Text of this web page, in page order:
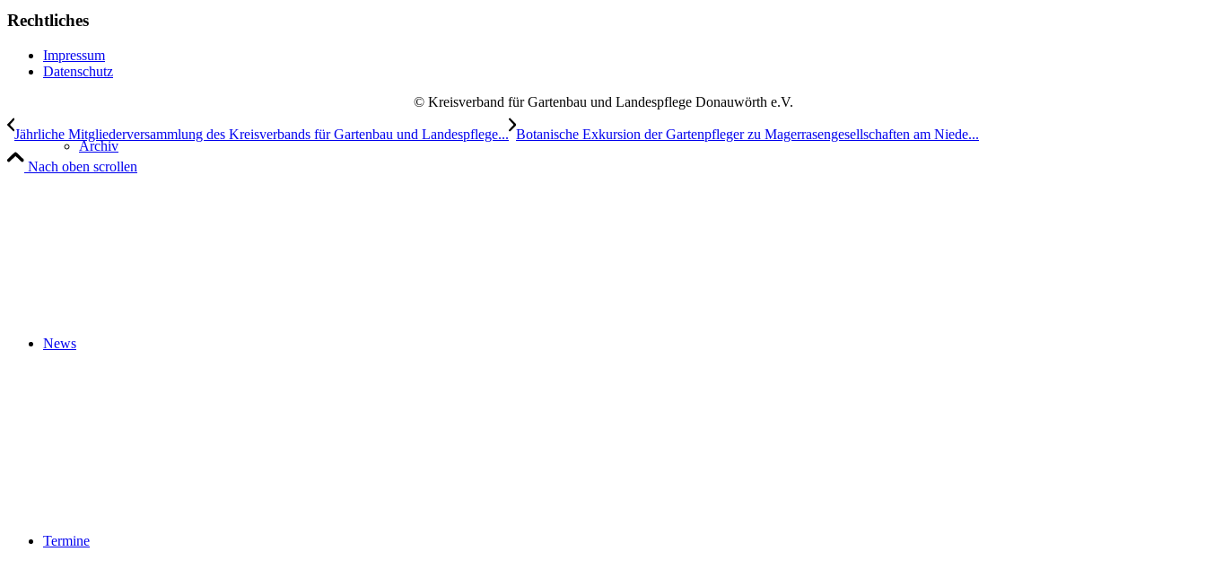
Archiv
News
Termine
Rechtliches
Impressum
Datenschutz
© Kreisverband für Gartenbau und Landespflege Donauwörth e.V.
Jährliche Mitgliederversammlung des Kreisverbands für Gartenbau und Landespflege... Botanische Exkursion der Gartenpfleger zu Magerrasengesellschaften am Niede...
Nach oben scrollen